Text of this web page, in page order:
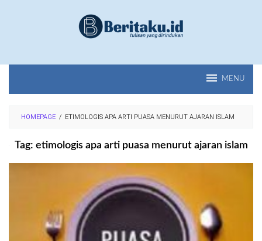
MENU
HOMEPAGE / ETIMOLOGIS APA ARTI PUASA MENURUT AJARAN ISLAM
Tag: etimologis apa arti puasa menurut ajaran islam